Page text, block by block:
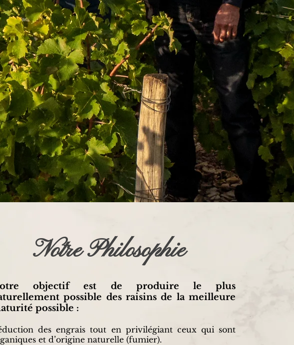
Notre Philosophie
objectif est de produire le plus
possible des raisins de la meilleure
possible :
des engrais tout en privilégiant ceux qui sont
et d’origine naturelle (fumier).